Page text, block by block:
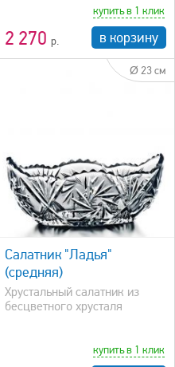
2 270
купить в 1 клик
в корзину
Ø 23 см
Салатник "Ладья"
(средняя)
Хрустальный салатник из
бесцветного хрусталя
купить в 1 клик